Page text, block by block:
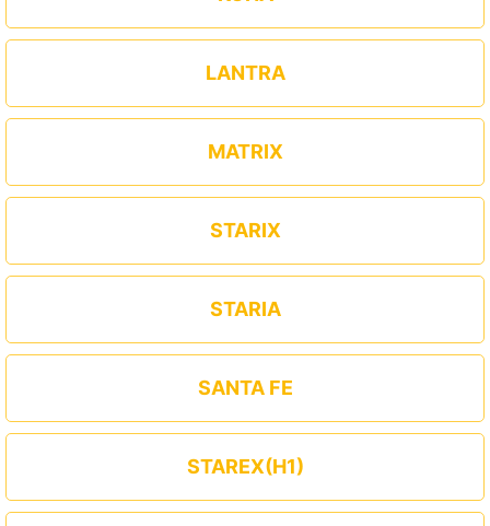
LANTRA
MATRIX
STARIX
STARIA
SANTA FE
STAREX(H1)